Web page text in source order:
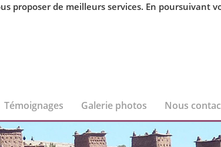
proposer de meilleurs services. En poursuivant
Témoignages Galerie photos Nous